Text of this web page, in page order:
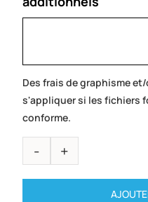
Des frais de graphisme
s'appliquer si les fichiers
conforme.